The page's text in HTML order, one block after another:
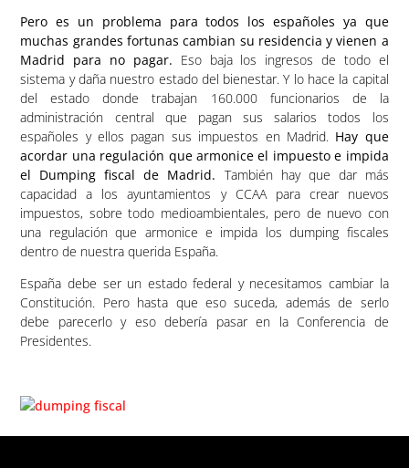
Pero es un problema para todos los españoles ya que
muchas grandes fortunas cambian su residencia y vienen a
Madrid para no pagar. Eso baja los ingresos de todo el
sistema y daña nuestro estado del bienestar. Y lo hace la capital
del estado donde trabajan 160.000 funcionarios de la
administración central que pagan sus salarios todos los
españoles y ellos pagan sus impuestos en Madrid. Hay que
acordar una regulación que armonice el impuesto e impida
el Dumping fiscal de Madrid. También hay que dar más
capacidad a los ayuntamientos y CCAA para crear nuevos
impuestos, sobre todo medioambientales, pero de nuevo con
una regulación que armonice e impida los dumping fiscales
dentro de nuestra querida España.
España debe ser un estado federal y necesitamos cambiar la
Constitución. Pero hasta que eso suceda, además de serlo
debe parecerlo y eso debería pasar en la Conferencia de
Presidentes.